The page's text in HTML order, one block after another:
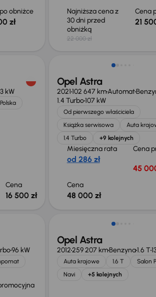
obniżce
zł
Najniższa cena z
30 dni przed
obniżką
22 000 zł
Cena
21
kW
Cena
16 500 zł
Możliwość odliczenia VAT
Opel Astra
2021102 647 kmAutomat
1.4 Turbo107 kW
Od pierwszego właściciela
Książka serwisowa
Auta
1.4 Turbo
+9 kolejnych
Miesięczna rata
od 286 zł
Cena
45
Cena
48 000 zł
96 kW
Świeżo skupione
Opel Astra
2012259 207 kmBenzyna1.6 T
Auta krajowe 1.6 T
Salon
Navi
+5 kolejnych